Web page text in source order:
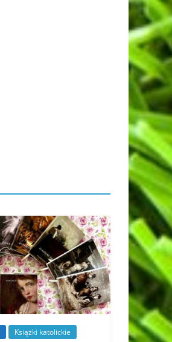
Książki katolickie